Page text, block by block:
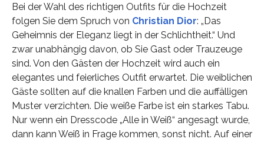
Bei der Wahl des richtigen Outfits für die Hochzeit
folgen Sie dem Spruch von Christian Dior: „Das
Geheimnis der Eleganz liegt in der Schlichtheit.“ Und
zwar unabhängig davon, ob Sie Gast oder Trauzeuge
sind. Von den Gästen der Hochzeit wird auch ein
elegantes und feierliches Outfit erwartet. Die weiblichen
Gäste sollten auf die knallen Farben und die auffälligen
Muster verzichten. Die weiße Farbe ist ein starkes Tabu.
Nur wenn ein Dresscode „Alle in Weiß“ angesagt wurde,
dann kann Weiß in Frage kommen, sonst nicht. Auf einer